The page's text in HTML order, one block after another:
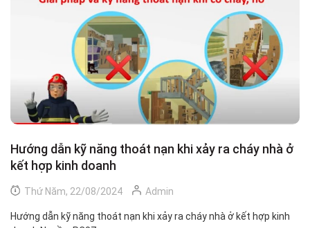
Hướng dẫn kỹ năng thoát nạn khi xảy ra cháy nhà ở
kết hợp kinh doanh
Thứ Năm, 22/08/2024 Admin
Hướng dẫn kỹ năng thoát nạn khi xảy ra cháy nhà ở kết hợp kinh